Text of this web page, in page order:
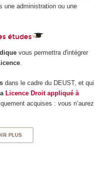
une administration ou une
études
vous permettra d'intégrer
.
dans le cadre du DEUST, et qui
Licence Droit appliqué à
acquises : vous n’aurez
PLUS